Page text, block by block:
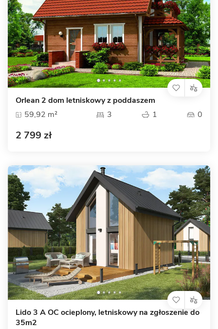
Orlean 2 dom letniskowy z poddaszem
59,92 m²
3 1 0
2 799 zł
Lido 3 A OC ocieplony, letniskowy na zgłoszenie do
35m2